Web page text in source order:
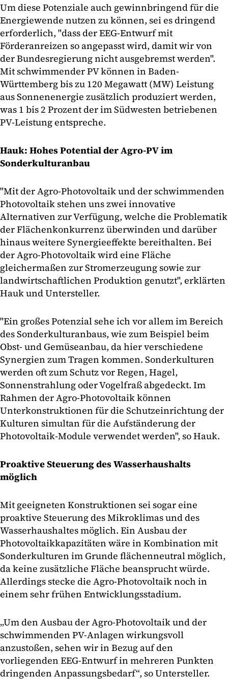
Um diese Potenziale auch gewinnbringend für die
Energiewende nutzen zu können, sei es dringend
erforderlich, "dass der EEG-Entwurf mit
Förderanreizen so angepasst wird, damit wir von
der Bundesregierung nicht ausgebremst werden".
Mit schwimmender PV können in Baden-
Württemberg bis zu 120 Megawatt (MW) Leistung
aus Sonnenenergie zusätzlich produziert werden,
was 1 bis 2 Prozent der im Südwesten betriebenen
PV-Leistung entspreche.
Hauk: Hohes Potential der Agro-PV im
Sonderkulturanbau
"Mit der Agro-Photovoltaik und der schwimmenden
Photovoltaik stehen uns zwei innovative
Alternativen zur Verfügung, welche die Problematik
der Flächenkonkurrenz überwinden und darüber
hinaus weitere Synergieeffekte bereithalten. Bei
der Agro-Photovoltaik wird eine Fläche
gleichermaßen zur Stromerzeugung sowie zur
landwirtschaftlichen Produktion genutzt", erklärten
Hauk und Untersteller.
"Ein großes Potenzial sehe ich vor allem im Bereich
des Sonderkulturanbaus, wie zum Beispiel beim
Obst- und Gemüseanbau, da hier verschiedene
Synergien zum Tragen kommen. Sonderkulturen
werden oft zum Schutz vor Regen, Hagel,
Sonnenstrahlung oder Vogelfraß abgedeckt. Im
Rahmen der Agro-Photovoltaik können
Unterkonstruktionen für die Schutzeinrichtung der
Kulturen simultan für die Aufständerung der
Photovoltaik-Module verwendet werden", so Hauk.
Proaktive Steuerung des Wasserhaushalts
möglich
Mit geeigneten Konstruktionen sei sogar eine
proaktive Steuerung des Mikroklimas und des
Wasserhaushaltes möglich. Ein Ausbau der
Photovoltaikkapazitäten wäre in Kombination mit
Sonderkulturen im Grunde flächenneutral möglich,
da keine zusätzliche Fläche beansprucht würde.
Allerdings stecke die Agro-Photovoltaik noch in
einem sehr frühen Entwicklungsstadium.
„Um den Ausbau der Agro-Photovoltaik und der
schwimmenden PV-Anlagen wirkungsvoll
anzustoßen, sehen wir in Bezug auf den
vorliegenden EEG-Entwurf in mehreren Punkten
dringenden Anpassungsbedarf“, so Untersteller.